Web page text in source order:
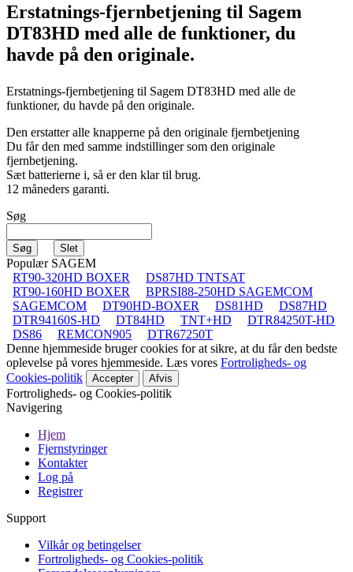
Erstatnings-fjernbetjening til Sagem
DT83HD med alle de funktioner, du
havde på den originale.
Erstatnings-fjernbetjening til Sagem DT83HD med alle de
funktioner, du havde på den originale.
Den erstatter alle knapperne på den originale fjernbetjening
Du får den med samme indstillinger som den originale
fjernbetjening.
Sæt batterierne i, så er den klar til brug.
12 måneders garanti.
Søg
Populær SAGEM
RT90-320HD BOXER
DS87HD TNTSAT
RT90-160HD BOXER
BPRSI88-250HD SAGEMCOM
SAGEMCOM
DT90HD-BOXER DS81HD
DS87HD
DTR94160S-HD
DT84HD TNT+HD
DTR84250T-HD
DS86
REMCON905
DTR67250T
Denne hjemmeside bruger cookies for at sikre, at du får den bedste
oplevelse på vores hjemmeside. Læs vores Fortroligheds- og
Cookies-politik
Accepter Afvis
Fortroligheds- og Cookies-politik
Navigering
Hjem
Fjernstyringer
Kontakter
Log på
Registrer
Support
Vilkår og betingelser
Fortroligheds- og Cookies-politik